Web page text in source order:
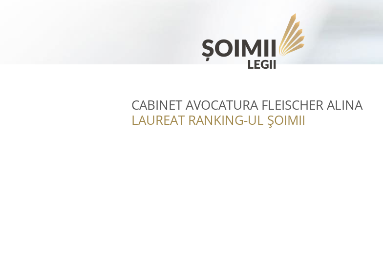
CABINET AVOCATURA FLEISCHER ALINA
LAUREAT RANKING-UL ȘOIMII